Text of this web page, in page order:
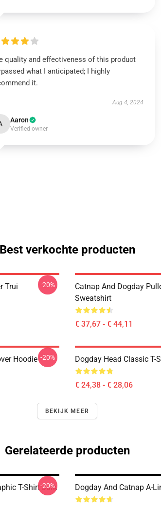
quality and effectiveness of this product
what I anticipated; I highly
it.
Aug 4, 2024
Aaron
Verified owner
Best verkochte producten
Trui -20%
Catnap And Dogday
Sweatshirt
€ 37,67 - € 44,11
Hoodie -20% Dogday Head Classic T-
€ 24,38 - € 28,06
BEKIJK MEER
Gerelateerde producten
T-Shirt Jurk
-20% Dogday And Catnap A-